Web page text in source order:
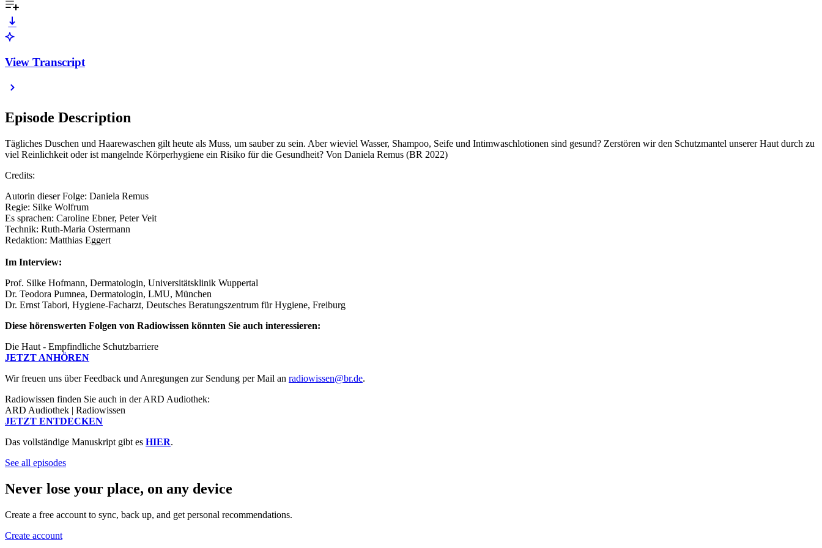
View Transcript
Episode Description
Tägliches Duschen und Haarewaschen gilt heute als Muss, um sauber zu sein. Aber wieviel Wasser, Shampoo, Seife und Intimwaschlotionen sind gesund? Zerstören wir den Schutzmantel unserer Haut durch zu
viel Reinlichkeit oder ist mangelnde Körperhygiene ein Risiko für die Gesundheit? Von Daniela Remus (BR 2022)
Credits:
Autorin dieser Folge: Daniela Remus
Regie: Silke Wolfrum
Es sprachen: Caroline Ebner, Peter Veit
Technik: Ruth-Maria Ostermann
Redaktion: Matthias Eggert
Im Interview:
Prof. Silke Hofmann, Dermatologin, Universitätsklinik Wuppertal
Dr. Teodora Pumnea, Dermatologin, LMU, München
Dr. Ernst Tabori, Hygiene-Facharzt, Deutsches Beratungszentrum für Hygiene, Freiburg
Diese hörenswerten Folgen von Radiowissen könnten Sie auch interessieren:
Die Haut - Empfindliche Schutzbarriere
JETZT ANHÖREN
Wir freuen uns über Feedback und Anregungen zur Sendung per Mail an radiowissen@br.de.
Radiowissen finden Sie auch in der ARD Audiothek:
ARD Audiothek | Radiowissen
JETZT ENTDECKEN
Das vollständige Manuskript gibt es HIER.
See all episodes
Never lose your place, on any device
Create a free account to sync, back up, and get personal recommendations.
Create account